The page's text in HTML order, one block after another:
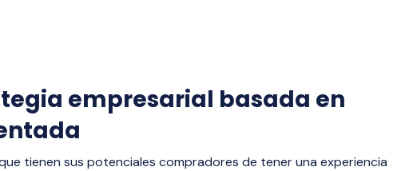
empresarial basada en
tienen sus potenciales compradores de tener una experiencia